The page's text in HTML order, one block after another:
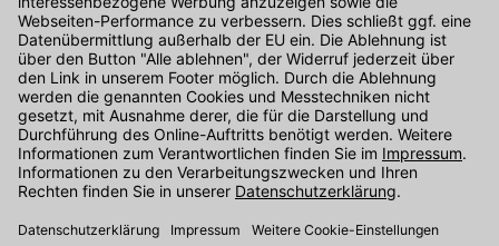
Kontakt
Unser Onlineshop Team ist montags bis freitags von 08:00 - 17:00
Uhr unter der Telefonnummer07071 / 151-151für Sie erreichbar.
Alternativ können Sie unser Kontaktformular nutzen.
Den Kontakt direkt in unsere Niederlassungen finden Sie